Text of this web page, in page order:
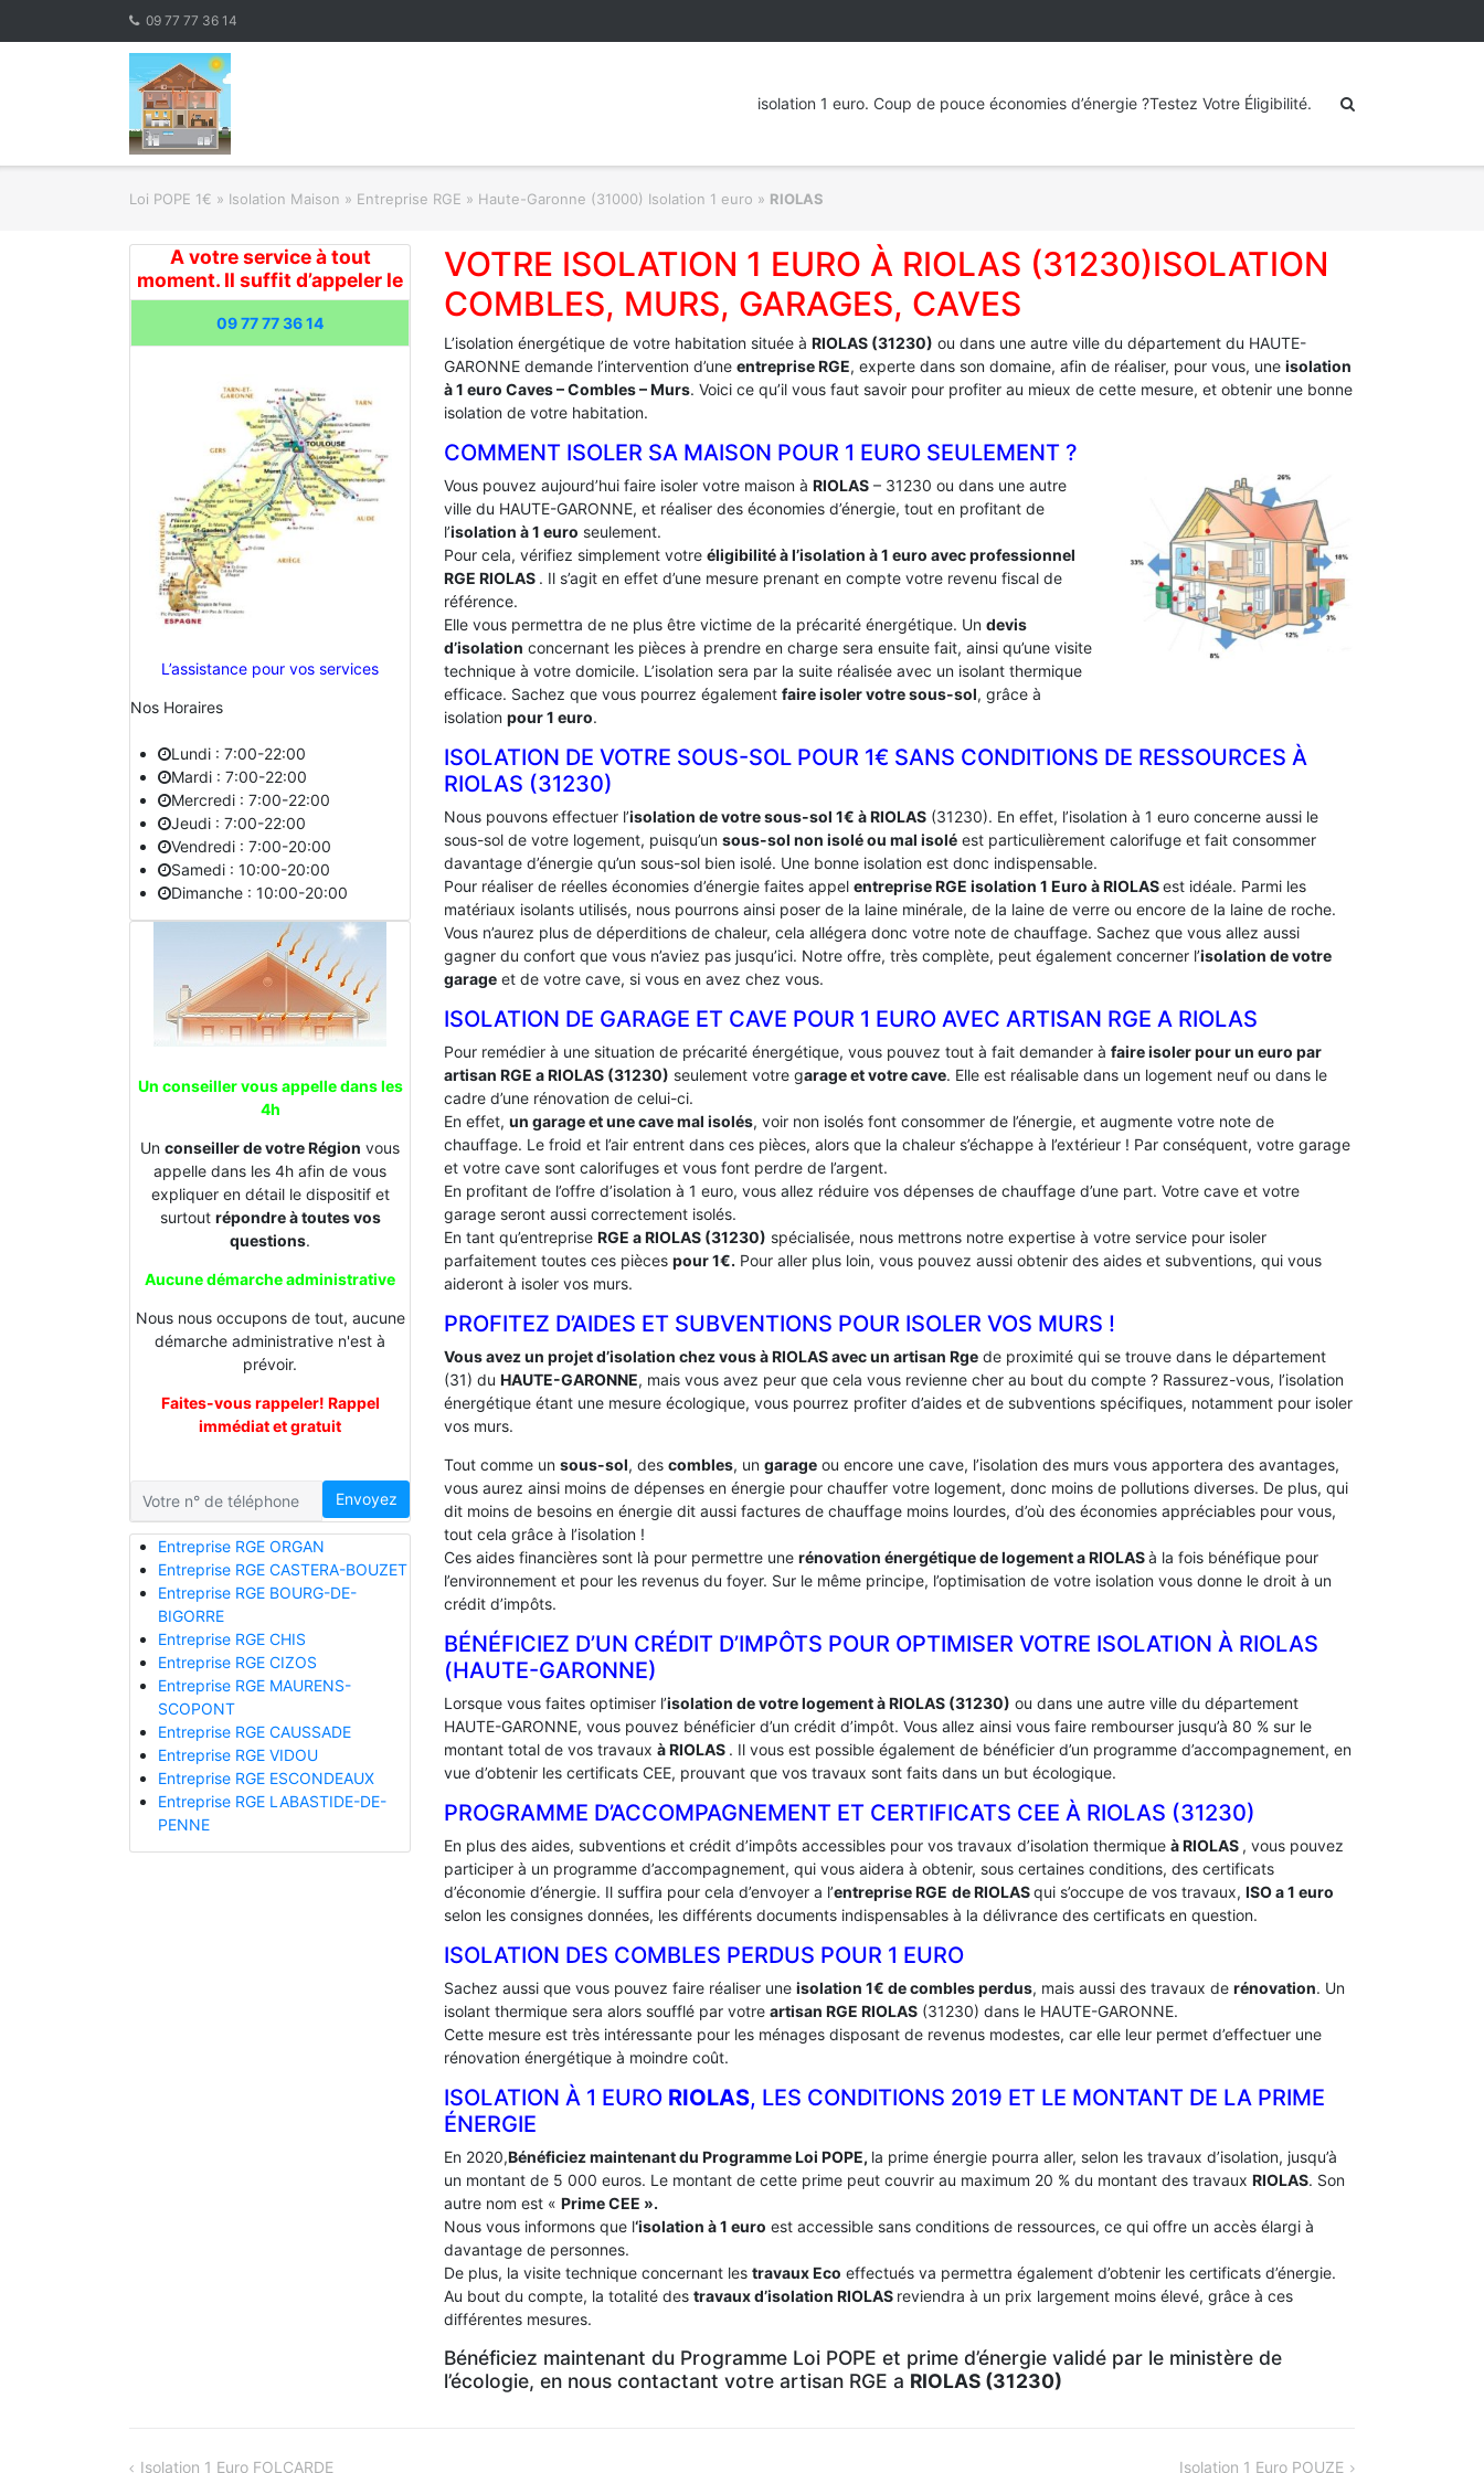
09 77 77 36 14
isolation 1 euro. Coup de pouce économies d’énergie ?Testez Votre Éligibilité.
Loi POPE 1€ » Isolation Maison » Entreprise RGE » Haute-Garonne (31000) Isolation 1 euro » RIOLAS
A votre service à tout
moment. Il suffit d’appeler le
09 77 77 36 14
L’assistance pour vos services
Nos Horaires
Lundi : 7:00-22:00
Mardi : 7:00-22:00
Mercredi : 7:00-22:00
Jeudi : 7:00-22:00
Vendredi : 7:00-20:00
Samedi : 10:00-20:00
Dimanche : 10:00-20:00
Un conseiller vous appelle dans les
4h
Un conseiller de votre Région vous
appelle dans les 4h afin de vous
expliquer en détail le dispositif et
surtout répondre à toutes vos
questions.
Aucune démarche administrative
Nous nous occupons de tout, aucune
démarche administrative n'est à
prévoir.
Faites-vous rappeler! Rappel
immédiat et gratuit
Envoyez
Entreprise RGE ORGAN
Entreprise RGE CASTERA-BOUZET
Entreprise RGE BOURG-DE-
BIGORRE
Entreprise RGE CHIS
Entreprise RGE CIZOS
Entreprise RGE MAURENS-
SCOPONT
Entreprise RGE CAUSSADE
Entreprise RGE VIDOU
Entreprise RGE ESCONDEAUX
Entreprise RGE LABASTIDE-DE-
PENNE
VOTRE ISOLATION 1 EURO À RIOLAS (31230)ISOLATION
COMBLES, MURS, GARAGES, CAVES
L’isolation énergétique de votre habitation située à RIOLAS (31230) ou dans une autre ville du département du HAUTE-
GARONNE demande l’intervention d’une entreprise RGE, experte dans son domaine, afin de réaliser, pour vous, une isolation
à 1 euro Caves – Combles – Murs. Voici ce qu’il vous faut savoir pour profiter au mieux de cette mesure, et obtenir une bonne
isolation de votre habitation.
COMMENT ISOLER SA MAISON POUR 1 EURO SEULEMENT ?
Vous pouvez aujourd’hui faire isoler votre maison à RIOLAS – 31230 ou dans une autre
ville du HAUTE-GARONNE, et réaliser des économies d’énergie, tout en profitant de
l’isolation à 1 euro seulement.
Pour cela, vérifiez simplement votre éligibilité à l’isolation à 1 euro avec professionnel
RGE RIOLAS . Il s’agit en effet d’une mesure prenant en compte votre revenu fiscal de
référence.
Elle vous permettra de ne plus être victime de la précarité énergétique. Un devis
d’isolation concernant les pièces à prendre en charge sera ensuite fait, ainsi qu’une visite
technique à votre domicile. L’isolation sera par la suite réalisée avec un isolant thermique
efficace. Sachez que vous pourrez également faire isoler votre sous-sol, grâce à
isolation pour 1 euro.
ISOLATION DE VOTRE SOUS-SOL POUR 1€ SANS CONDITIONS DE RESSOURCES À
‎RIOLAS (31230)
Nous pouvons effectuer l’isolation de votre sous-sol 1€ à RIOLAS (31230). En effet, l’isolation à 1 euro concerne aussi le
sous-sol de votre logement, puisqu’un sous-sol non isolé ou mal isolé est particulièrement calorifuge et fait consommer
davantage d’énergie qu’un sous-sol bien isolé. Une bonne isolation est donc indispensable.
Pour réaliser de réelles économies d’énergie faites appel entreprise RGE isolation 1 Euro à RIOLASest idéale. Parmi les
matériaux isolants utilisés, nous pourrons ainsi poser de la laine minérale, de la laine de verre ou encore de la laine de roche.
Vous n’aurez plus de déperditions de chaleur, cela allégera donc votre note de chauffage. Sachez que vous allez aussi
gagner du confort que vous n’aviez pas jusqu’ici. Notre offre, très complète, peut également concerner l’isolation de votre
garage et de votre cave, si vous en avez chez vous.
ISOLATION DE GARAGE ET CAVE POUR 1 EURO AVEC ARTISAN RGE A RIOLAS
Pour remédier à une situation de précarité énergétique, vous pouvez tout à fait demander à faire isoler pour un euro par
artisan RGE a RIOLAS (31230) seulement votre garage et votre cave. Elle est réalisable dans un logement neuf ou dans le
cadre d’une rénovation de celui-ci.
En effet, un garage et une cave mal isolés, voir non isolés font consommer de l’énergie, et augmente votre note de
chauffage. Le froid et l’air entrent dans ces pièces, alors que la chaleur s’échappe à l’extérieur ! Par conséquent, votre garage
et votre cave sont calorifuges et vous font perdre de l’argent.
En profitant de l’offre d’isolation à 1 euro, vous allez réduire vos dépenses de chauffage d’une part. Votre cave et votre
garage seront aussi correctement isolés.
En tant qu’entreprise RGE a RIOLAS (31230) spécialisée, nous mettrons notre expertise à votre service pour isoler
parfaitement toutes ces pièces pour 1€. Pour aller plus loin, vous pouvez aussi obtenir des aides et subventions, qui vous
aideront à isoler vos murs.
PROFITEZ D’AIDES ET SUBVENTIONS POUR ISOLER VOS MURS !
Vous avez un projet d’isolation chez vous à RIOLAS avec un artisan Rge de proximité qui se trouve dans le département
(31) du HAUTE-GARONNE, mais vous avez peur que cela vous revienne cher au bout du compte ? Rassurez-vous, l’isolation
énergétique étant une mesure écologique, vous pourrez profiter d’aides et de subventions spécifiques, notamment pour isoler
vos murs.
Tout comme un sous-sol, des combles, un garage ou encore une cave, l’isolation des murs vous apportera des avantages,
vous aurez ainsi moins de dépenses en énergie pour chauffer votre logement, donc moins de pollutions diverses. De plus, qui
dit moins de besoins en énergie dit aussi factures de chauffage moins lourdes, d’où des économies appréciables pour vous,
tout cela grâce à l’isolation !
Ces aides financières sont là pour permettre une rénovation énergétique de logement aRIOLASà la fois bénéfique pour
l’environnement et pour les revenus du foyer. Sur le même principe, l’optimisation de votre isolation vous donne le droit à un
crédit d’impôts.
BÉNÉFICIEZ D’UN CRÉDIT D’IMPÔTS POUR OPTIMISER VOTRE ISOLATION À ‎RIOLAS
(HAUTE-GARONNE)
Lorsque vous faites optimiser l’isolation de votre logement à RIOLAS (31230) ou dans une autre ville du département
HAUTE-GARONNE, vous pouvez bénéficier d’un crédit d’impôt. Vous allez ainsi vous faire rembourser jusqu’à 80 % sur le
montant total de vos travaux à RIOLAS . Il vous est possible également de bénéficier d’un programme d’accompagnement, en
vue d’obtenir les certificats CEE, prouvant que vos travaux sont faits dans un but écologique.
PROGRAMME D’ACCOMPAGNEMENT ET CERTIFICATS CEE À ‎RIOLAS (31230)
En plus des aides, subventions et crédit d’impôts accessibles pour vos travaux d’isolation thermique à RIOLAS , vous pouvez
participer à un programme d’accompagnement, qui vous aidera à obtenir, sous certaines conditions, des certificats
d’économie d’énergie. Il suffira pour cela d’envoyer a l’entreprise RGE de RIOLASqui s’occupe de vos travaux, ISO a 1 euro
selon les consignes données, les différents documents indispensables à la délivrance des certificats en question.
ISOLATION DES COMBLES PERDUS POUR 1 EURO
Sachez aussi que vous pouvez faire réaliser une isolation 1€ de combles perdus, mais aussi des travaux de rénovation. Un
isolant thermique sera alors soufflé par votre artisan RGE RIOLAS (31230) dans le HAUTE-GARONNE.
Cette mesure est très intéressante pour les ménages disposant de revenus modestes, car elle leur permet d’effectuer une
rénovation énergétique à moindre coût.
ISOLATION À 1 EURO RIOLAS, LES CONDITIONS 2019 ET LE MONTANT DE LA PRIME
ÉNERGIE
En 2020,Bénéficiez maintenant du Programme Loi POPE, la prime énergie pourra aller, selon les travaux d’isolation, jusqu’à
un montant de 5 000 euros. Le montant de cette prime peut couvrir au maximum 20 % du montant des travaux RIOLAS. Son
autre nom est « Prime CEE ».
Nous vous informons que l‘isolation à 1 euro est accessible sans conditions de ressources, ce qui offre un accès élargi à
davantage de personnes.
De plus, la visite technique concernant les travaux Eco effectués va permettra également d’obtenir les certificats d’énergie.
Au bout du compte, la totalité des travaux d’isolation RIOLAS reviendra à un prix largement moins élevé, grâce à ces
différentes mesures.
Bénéficiez maintenant du Programme Loi POPE et prime d’énergie validé par le ministère de
l’écologie, en nous contactant votre artisan RGE a RIOLAS (31230)
Isolation 1 Euro FOLCARDE Isolation 1 Euro POUZE